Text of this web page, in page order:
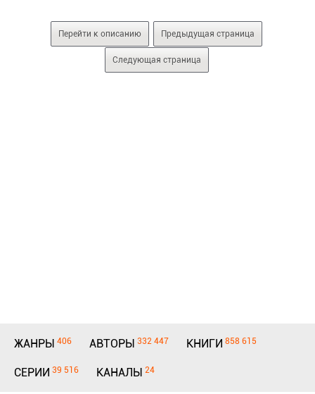
Перейти к описанию Предыдущая страница
Следующая страница
ЖАНРЫ 406 АВТОРЫ 332 447 КНИГИ 858 615
СЕРИИ 39 516 КАНАЛЫ 24